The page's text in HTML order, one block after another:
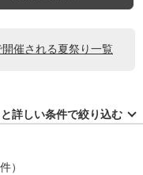
開催される夏祭り一覧
詳しい条件で絞り込む
）